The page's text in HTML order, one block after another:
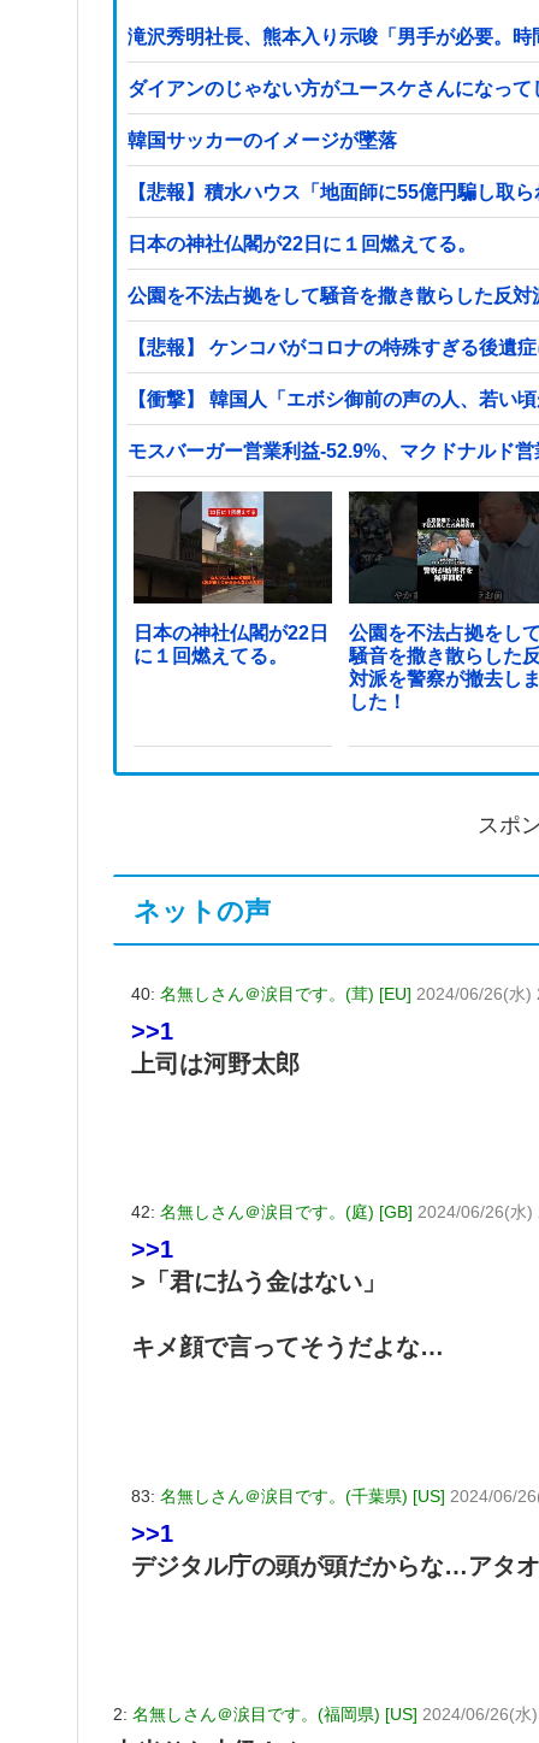
滝沢秀明社長、熊本入り示唆「男手が必要。
ダイアンのじゃない方がユースケさんになっ
韓国サッカーのイメージが墜落
【悲報】積水ハウス「地面師に55億円騙し
日本の神社仏閣が22日に１回燃えてる。
公園を不法占拠をして騒音を撒き散らした反
【悲報】 ケンコバがコロナの特殊すぎる後
【衝撃】 韓国人「エボシ御前の声の人、若い
モスバーガー営業利益-52.9%、マクドナルド
日本の神社仏閣が22日
に１回燃えてる。
公園を不法占拠をし
騒音を撒き散らした
対派を警察が撤去し
した！
スポ
ネットの声
40: 名無しさん＠涙目です。(茸) [EU] 2024/06/26(水)
>>1
上司は河野太郎
42: 名無しさん＠涙目です。(庭) [GB] 2024/06/26(水)
>>1
>「君に払う金はない」
キメ顔で言ってそうだよな…
83: 名無しさん＠涙目です。(千葉県) [US] 2024/06/
>>1
デジタル庁の頭が頭だからな…アタ
2: 名無しさん＠涙目です。(福岡県) [US] 2024/06/26(水